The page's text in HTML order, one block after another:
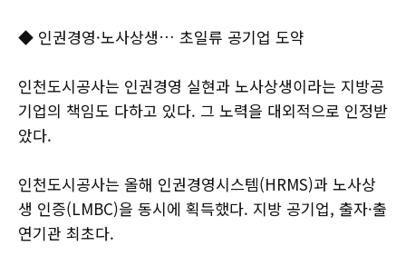
◆ 인권경영·노사상생… 초일류 공기업 도약
인천도시공사는 인권경영 실현과 노사상생이라는 지방공
기업의 책임도 다하고 있다. 그 노력을 대외적으로 인정받
았다.
인천도시공사는 올해 인권경영시스템(HRMS)과 노사상
생 인증(LMBC)을 동시에 획득했다. 지방 공기업, 출자·출
연기관 최초다.